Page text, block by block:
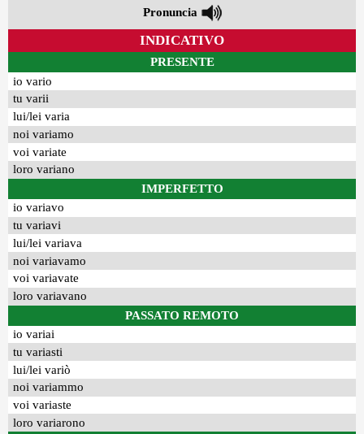
Pronuncia
INDICATIVO
PRESENTE
io vario
tu varii
lui/lei varia
noi variamo
voi variate
loro variano
IMPERFETTO
io variavo
tu variavi
lui/lei variava
noi variavamo
voi variavate
loro variavano
PASSATO REMOTO
io variai
tu variasti
lui/lei variò
noi variammo
voi variaste
loro variarono